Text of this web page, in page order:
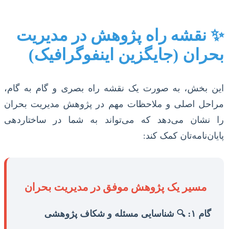
✨ نقشه راه پژوهش در مدیریت
بحران (جایگزین اینفوگرافیک)
این بخش، به صورت یک نقشه راه بصری و گام به گام،
مراحل اصلی و ملاحظات مهم در پژوهش مدیریت بحران
را نشان می‌دهد که می‌تواند به شما در ساختاردهی
پایان‌نامه‌تان کمک کند:
مسیر یک پژوهش موفق در مدیریت بحران
گام ۱: 🔍 شناسایی مسئله و شکاف پژوهشی